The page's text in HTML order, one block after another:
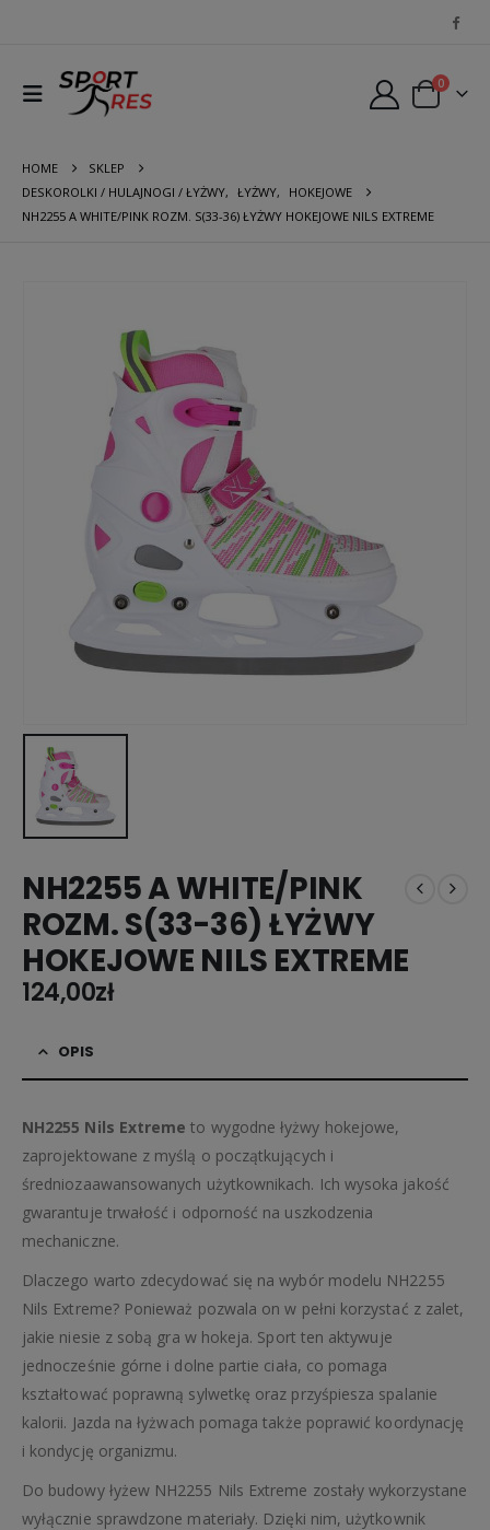
0
HOME
SKLEP
DESKOROLKI / HULAJNOGI / ŁYŻWY, ŁYŻWY,
HOKEJOWE
NH2255 A WHITE/PINK ROZM. S(33-36) ŁYŻWY HOKEJOWE NILS EXTREME
NH2255 A WHITE/PINK
ROZM. S(33-36) ŁYŻWY
HOKEJOWE NILS EXTREME
124,00zł
OPIS
NH2255 Nils Extremeto wygodne łyżwy hokejowe,
zaprojektowane z myślą o początkujących i
średniozaawansowanych użytkownikach. Ich wysoka jakość
gwarantuje trwałość i odporność na uszkodzenia
mechaniczne.
Dlaczego warto zdecydować się na wybór modelu NH2255
Nils Extreme? Ponieważ pozwala on w pełni korzystać z zalet,
jakie niesie z sobą gra w hokeja. Sport ten aktywuje
jednocześnie górne i dolne partie ciała, co pomaga
kształtować poprawną sylwetkę oraz przyśpiesza spalanie
kalorii. Jazda na łyżwach pomaga także poprawić koordynację
i kondycję organizmu.
Do budowy łyżew NH2255 Nils Extreme zostały wykorzystane
wyłącznie sprawdzone materiały. Dzięki nim, użytkownik